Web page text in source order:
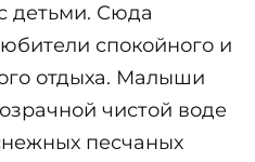
детьми. Сюда
спокойного и
отдыха. Малыши
чистой воде
песчаных